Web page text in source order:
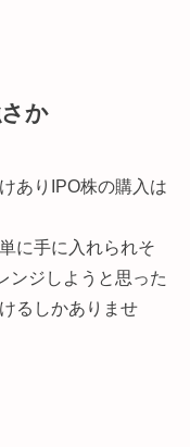
か
ありIPO株の購入は
に手に入れられそ
ンジしようと思った
るしかありませ